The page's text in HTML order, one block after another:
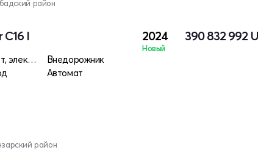
район
I
292 л.c. 215 кВт, электро
Внедорожник
Автомат
2024
Новый
390 832 992
район